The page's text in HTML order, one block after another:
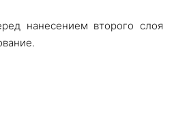
нанесением второго слоя